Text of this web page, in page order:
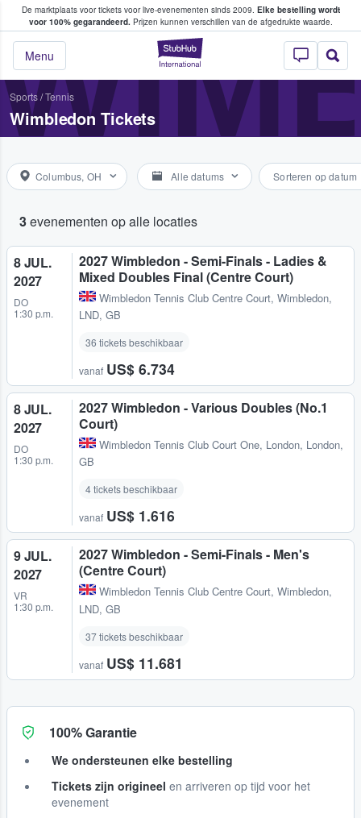
De marktplaats voor tickets voor live-evenementen sinds 2009. Elke bestelling wordt
voor 100% gegarandeerd.Prijzen kunnen verschillen van de afgedrukte waarde.
StubHub: waar
Menu
tickets kopen en verkopen
Sports/Tennis
Wimbledon Tickets
Columbus, OH Alle datums Sorteren op datum
3evenementen op alle locaties
8 JUL.
2027
DO
1:30 p.m.
2027 Wimbledon - Semi-Finals - Ladies &
Mixed Doubles Final (Centre Court)
Wimbledon Tennis Club Centre Court, Wimbledon,
LND, GB
36 tickets beschikbaar
vanaf US$ 6.734
8 JUL.
2027
DO
1:30 p.m.
2027 Wimbledon - Various Doubles (No.1
Court)
Wimbledon Tennis Club Court One, London, London,
GB
4 tickets beschikbaar
vanaf US$ 1.616
9 JUL.
2027
VR
1:30 p.m.
2027 Wimbledon - Semi-Finals - Men's
(Centre Court)
Wimbledon Tennis Club Centre Court, Wimbledon,
LND, GB
37 tickets beschikbaar
vanaf US$ 11.681
100% Garantie
We ondersteunen elke bestelling
Tickets zijn origineel en arriveren op tijd voor het
evenement